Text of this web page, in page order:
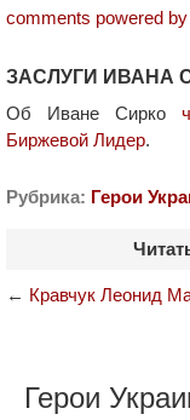
comments powered
ЗАСЛУГИ ИВАНА
Об Иване Сирко
Биржевой Лидер.
Рубрика: Герои
← Кравчук Леонид
Герои